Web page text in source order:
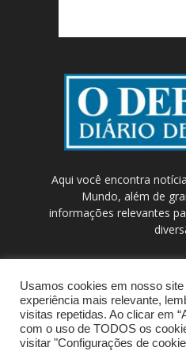
Aqui você encontra
Mundo, além de
informações relevantes
Contato:
Usamos cookies em nosso
experiência mais relevante,
visitas repetidas. Ao clicar em
com o uso de TODOS os
visitar "Configurações de